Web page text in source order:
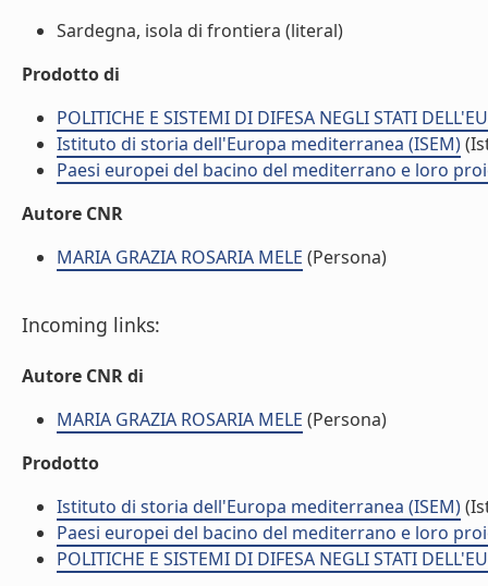
Sardegna, isola di frontiera (literal)
Prodotto di
POLITICHE E SISTEMI DI DIFESA NEGLI STATI
Istituto di storia dell'Europa mediterranea (ISEM)
Paesi europei del bacino del mediterrano e loro
Autore CNR
MARIA GRAZIA ROSARIA MELE (Persona)
Incoming links:
Autore CNR di
MARIA GRAZIA ROSARIA MELE (Persona)
Prodotto
Istituto di storia dell'Europa mediterranea (ISEM)
Paesi europei del bacino del mediterrano e loro
POLITICHE E SISTEMI DI DIFESA NEGLI STATI